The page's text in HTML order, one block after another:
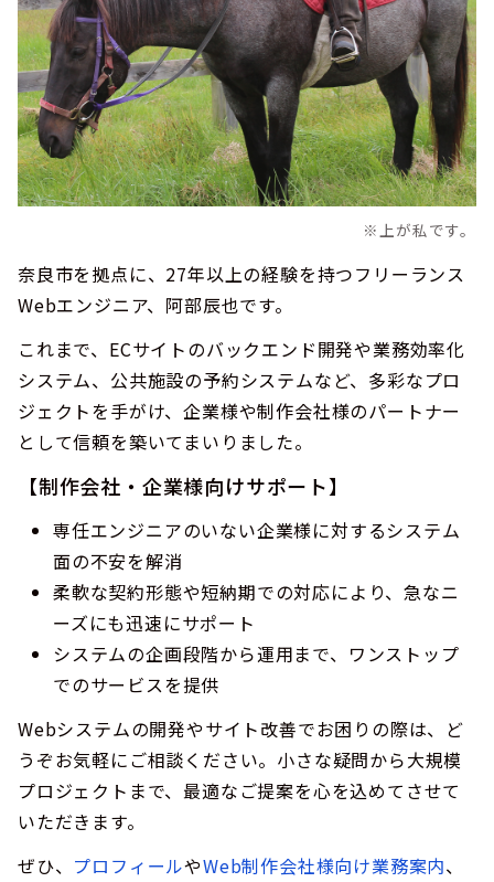
※上が私です。
奈良市を拠点に、27年以上の経験を持つフリーランス
Webエンジニア、阿部辰也です。
これまで、ECサイトのバックエンド開発や業務効率化
システム、公共施設の予約システムなど、多彩なプロ
ジェクトを手がけ、企業様や制作会社様のパートナー
として信頼を築いてまいりました。
【制作会社・企業様向けサポート】
専任エンジニアのいない企業様に対するシステム
面の不安を解消
柔軟な契約形態や短納期での対応により、急なニ
ーズにも迅速にサポート
システムの企画段階から運用まで、ワンストップ
でのサービスを提供
Webシステムの開発やサイト改善でお困りの際は、ど
うぞお気軽にご相談ください。小さな疑問から大規模
プロジェクトまで、最適なご提案を心を込めてさせて
いただきます。
ぜひ、 プロフィールやWeb制作会社様向け業務案内、